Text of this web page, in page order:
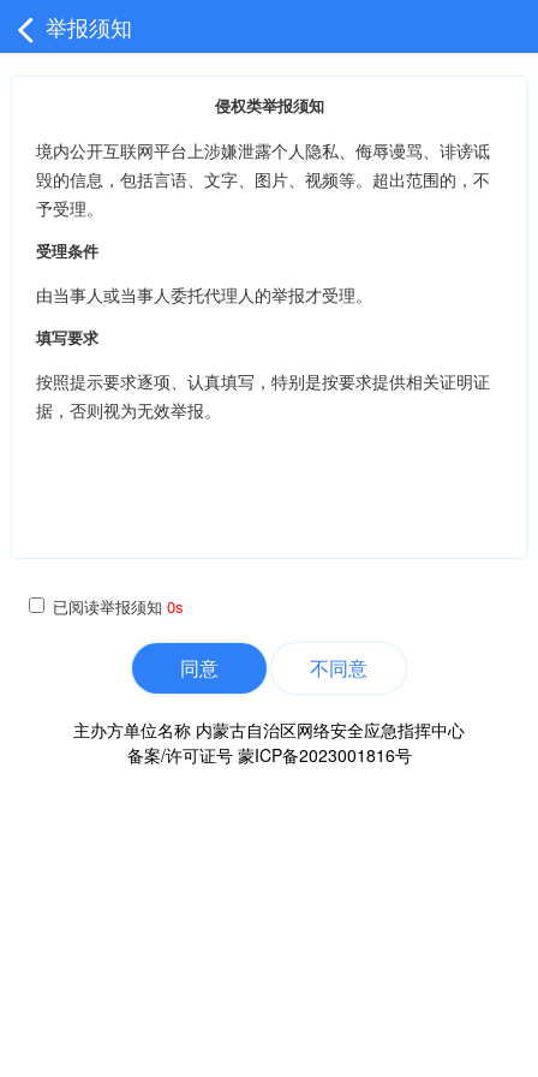
举报须知
侵权类举报须知
境内公开互联网平台上涉嫌泄露个人隐私、侮辱谩骂、诽谤诋
毁的信息，包括言语、文字、图片、视频等。超出范围的，不
予受理。
受理条件
由当事人或当事人委托代理人的举报才受理。
填写要求
按照提示要求逐项、认真填写，特别是按要求提供相关证明证
据，否则视为无效举报。
已阅读举报须知 0s
同意 不同意
主办方单位名称 内蒙古自治区网络安全应急指挥中心
备案/许可证号 蒙ICP备2023001816号